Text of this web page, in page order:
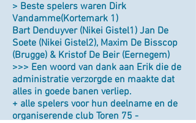
> Beste spelers waren Dirk
Vandamme(Kortemark 1)
Bart Denduyver (Nikei Gistel1) Jan De
Soete (Nikei Gistel2), Maxim De Bisscop
(Brugge) & Kristof De Beir (Eernegem)
>>> Een woord van dank aan Erik die de
administratie verzorgde en maakte dat
alles in goede banen verliep.
+ alle spelers voor hun deelname en de
organiserende club Toren 75 -